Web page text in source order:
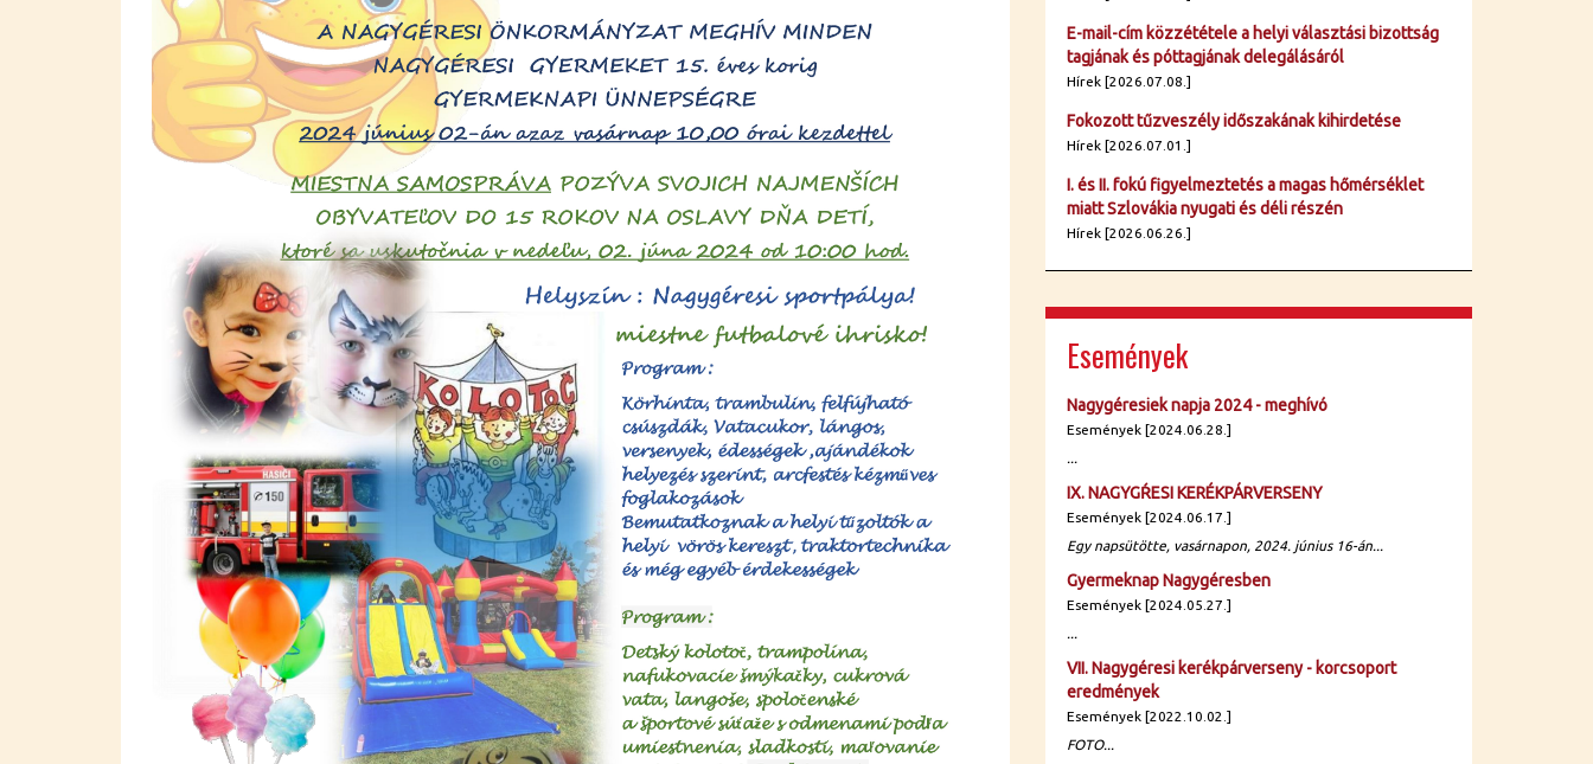
E-mail-cím közzététele a helyi választási bizottság
tagjának és póttagjának delegálásáról
Hírek [2026.07.08.]
Fokozott tűzveszély időszakának kihirdetése
Hírek [2026.07.01.]
I. és II. fokú figyelmeztetés a magas hőmérséklet
miatt Szlovákia nyugati és déli részén
Hírek [2026.06.26.]
Események
Nagygéresiek napja 2024 - meghívó
Események [2024.06.28.]
...
IX. NAGYGŔESI KERÉKPÁRVERSENY
Események [2024.06.17.]
Egy napsütötte, vasárnapon, 2024. június 16-án...
Gyermeknap Nagygéresben
Események [2024.05.27.]
...
VII. Nagygéresi kerékpárverseny - korcsoport
eredmények
Események [2022.10.02.]
FOTO...